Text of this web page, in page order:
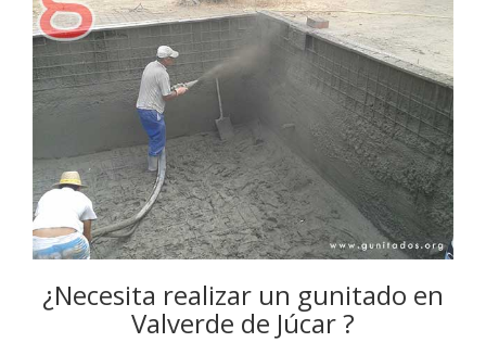
¿Necesita realizar un gunitado en
Valverde de Júcar ?